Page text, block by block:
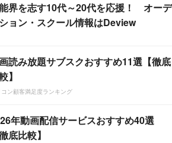
界を志す10代～20代を応援！ オーデ
ョン・スクール情報はDeview
読み放題サブスクおすすめ11選【徹底
】
コン顧客満足度ランキング
年動画配信サービスおすすめ40選
徹底比較】